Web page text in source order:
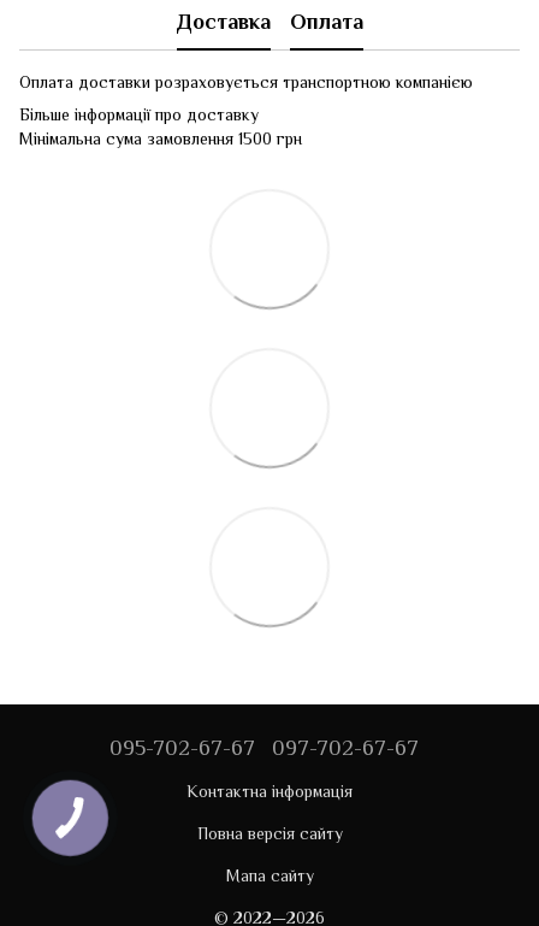
Доставка Оплата
Оплата доставки розраховується транспортною компанією
Більше інформації про доставку
Мінімальна сума замовлення 1500 грн
095-702-67-67 097-702-67-67
Контактна інформація
Повна версія сайту
Мапа сайту
© 2022—2026